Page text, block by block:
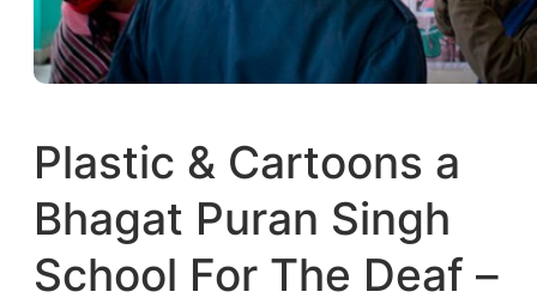
Plastic & Cartoons a
Bhagat Puran Singh
School For The Deaf –